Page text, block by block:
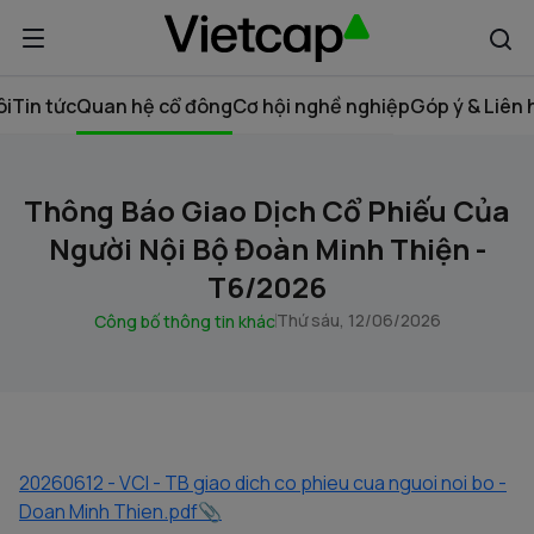
Tin tứcQuan hệ cổ đôngCơ hội nghề nghiệpGóp ý & Liên
Thông Báo Giao Dịch Cổ Phiếu Của
Người Nội Bộ Đoàn Minh Thiện -
T6/2026
Công bố thông tin khácThứ sáu, 12/06/2026
20260612 - VCI - TB giao dich co phieu cua nguoi noi bo -
Doan Minh Thien.pdf